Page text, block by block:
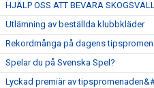
HJÄLP OSS ATT BEVARA
Utlämning av beställda klubbkläder
Rekordmånga på dagens
Spelar du på Svenska Spel?
Lyckad premiär av